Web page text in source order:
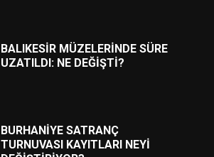
BALIKESİR MÜZELERİNDE SÜRE
UZATILDI: NE DEĞİŞTİ?
BURHANİYE SATRANÇ
TURNUVASI KAYITLARI NEYİ